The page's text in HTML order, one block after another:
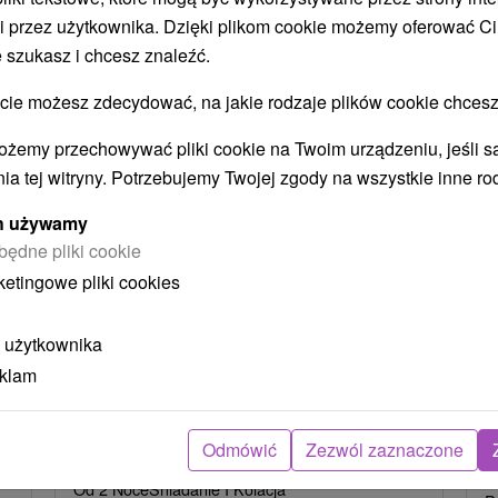
BYĆ TAKŻE
stresu
★★Trenczańskie Teplice
Od 2 NoceŚniadanie I Kolacja
przez użytkownika. Dzięki plikom cookie możemy oferować
i chcesz znaleźć.
możesz zdecydować, na jakie rodzaje plików cookie
przechowywać pliki cookie na Twoim urządzeniu, jeśli
tej witryny. Potrzebujemy Twojej zgody na wszystkie inne
używamy
pliki cookie
pliki cookies
Odmówić Zezwól zaznaczone